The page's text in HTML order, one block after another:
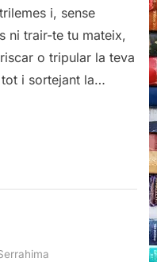
i, sense
ni trair-te tu mateix,
o tripular la teva
i sortejant la…